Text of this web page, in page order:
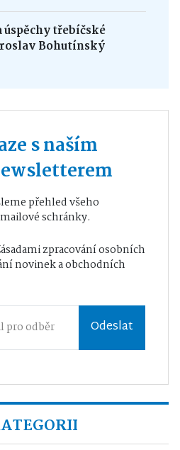
úspěchy třebíčské
Bohutínský
s naším
přehled všeho
schránky.
zpracování osobních
novinek a obchodních
Odeslat